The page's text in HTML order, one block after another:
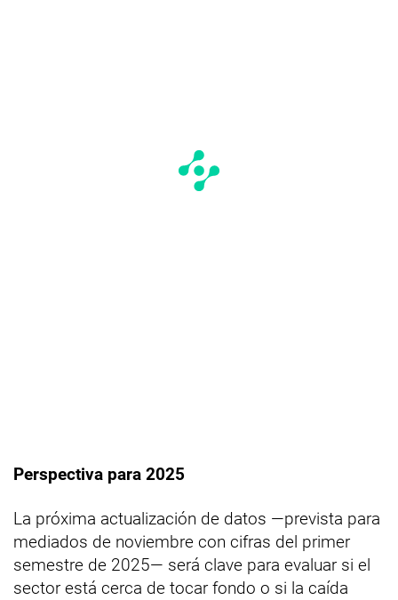
Perspectiva para 2025
La próxima actualización de datos —prevista para
mediados de noviembre con cifras del primer
semestre de 2025— será clave para evaluar si el
sector está cerca de tocar fondo o si la caída